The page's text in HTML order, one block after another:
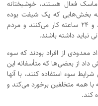
فعال هستند، خوشبختانه
بخش‌هایی که یک شیفت بوده
فعالیت خود را تبدیل به 2، 3 شیفت کردند و 24 ساعته کار می‌کنند و مردم
نباید داشته باشند.
معدودی از افراد بودند که سوء
داد از بعضی‌ها که متأسفانه این
سوء استفاده کنند، با آنها
همه متخلفین برخورد می‌کند و
کند.